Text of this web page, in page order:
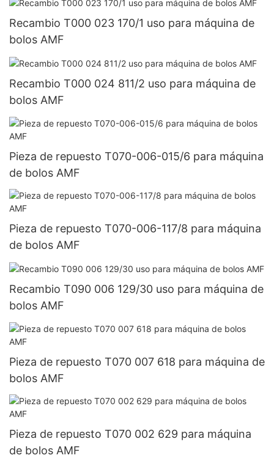
Recambio T000 023 170/1 uso para máquina de
bolos AMF
Recambio T000 024 811/2 uso para máquina de
bolos AMF
Pieza de repuesto T070-006-015/6 para máquina
de bolos AMF
Pieza de repuesto T070-006-117/8 para máquina
de bolos AMF
Recambio T090 006 129/30 uso para máquina de
bolos AMF
Pieza de repuesto T070 007 618 para máquina de
bolos AMF
Pieza de repuesto T070 002 629 para máquina
de bolos AMF